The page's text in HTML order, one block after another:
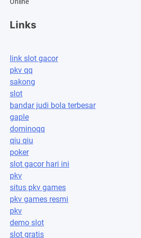
Links
link slot gacor
pkv qq
sakong
slot
bandar judi bola terbesar
gaple
dominoqq
qiu qiu
poker
slot gacor hari ini
pkv
situs pkv games
pkv games resmi
pkv
demo slot
slot gratis